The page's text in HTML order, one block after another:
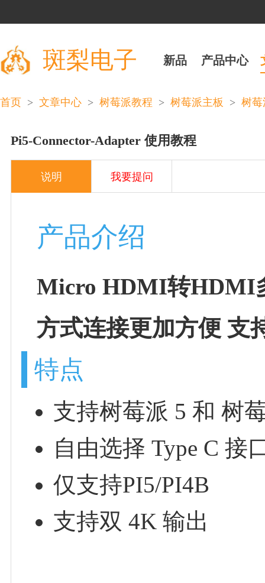
斑梨电子 新品 产品中心
首页 > 文章中心 > 树莓派教程 > 树莓派主板 > 树莓
Pi5-Connector-Adapter 使用教程
说明 我要提问
产品介绍
Micro HDMI转HDMI
方式连接更加方便 支
特点
支持树莓派 5 和 树
自由选择 Type C 接
仅支持PI5/PI4B
支持双 4K 输出